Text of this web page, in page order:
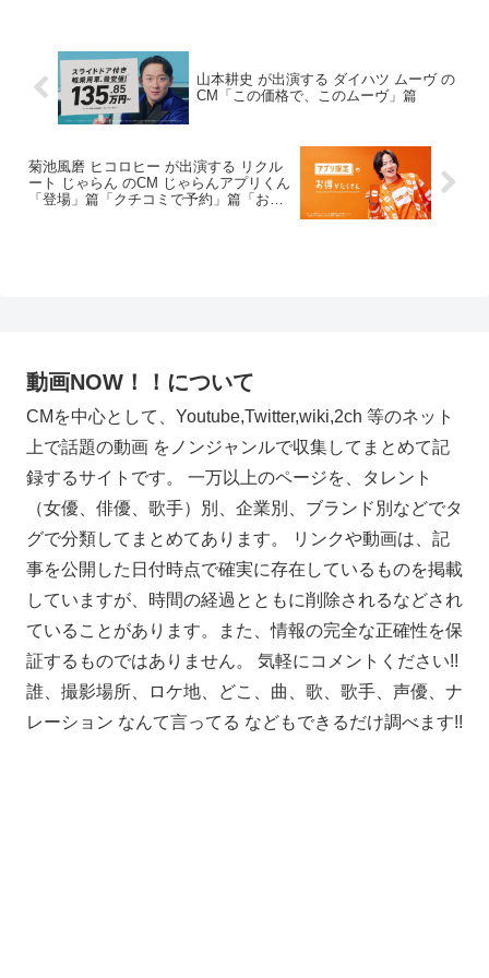
山本耕史 が出演する ダイハツ ムーヴ の
CM「この価格で、このムーヴ」篇
菊池風磨 ヒコロヒー が出演する リクル
ート じゃらん のCM じゃらんアプリくん
「登場」篇「クチコミで予約」篇「お得
動画NOW！！について
CMを中心として、Youtube,Twitter,wiki,2ch 等のネット
上で話題の動画 をノンジャンルで収集してまとめて記
録するサイトです。 一万以上のページを、タレント
（女優、俳優、歌手）別、企業別、ブランド別などでタ
グで分類してまとめてあります。 リンクや動画は、記
事を公開した日付時点で確実に存在しているものを掲載
していますが、時間の経過とともに削除されるなどされ
ていることがあります。また、情報の完全な正確性を保
証するものではありません。 気軽にコメントください!!
誰、撮影場所、ロケ地、どこ、曲、歌、歌手、声優、ナ
レーション なんて言ってる などもできるだけ調べます!!